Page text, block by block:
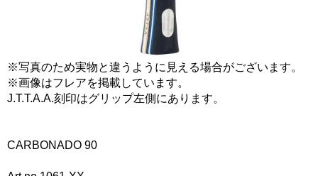
※写真のため実物と違うように見える場合がございます。
※画像はフレアを掲載しています。
J.T.T.A.A.刻印はグリップ左側にあります。
CARBONADO 90